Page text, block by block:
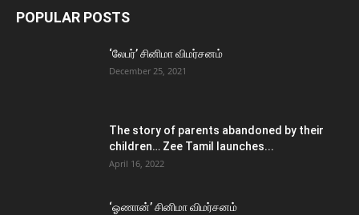
POPULAR POSTS
‘லேபர்’ சினிமா விமர்சனம்
December 25, 2021
The story of parents abandoned by their
children… Zee Tamil launches...
April 16, 2022
‘ஓணான்’ சினிமா விமர்சனம்